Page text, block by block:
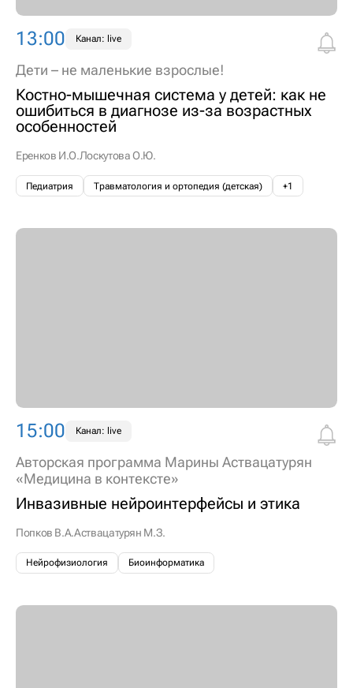
13:00 Канал: live
Дети – не маленькие взрослые!
Костно-мышечная система у детей: как не
ошибиться в диагнозе из-за возрастных
особенностей
Еренков И.О.Лоскутова О.Ю.
Педиатрия Травматология и ортопедия (детская) +1
15:00 Канал: live
Авторская программа Марины Аствацатурян
«Медицина в контексте»
Инвазивные нейроинтерфейсы и этика
Попков В.А.Аствацатурян М.З.
Нейрофизиология Биоинформатика